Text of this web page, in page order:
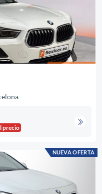
precio
NUEVA OFERTA